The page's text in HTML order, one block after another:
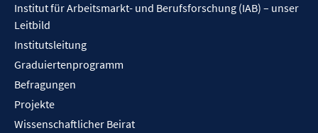
Institut für Arbeitsmarkt- und Berufsforschung (IAB) – unser
Leitbild
Institutsleitung
Graduiertenprogramm
Befragungen
Projekte
Wissenschaftlicher Beirat